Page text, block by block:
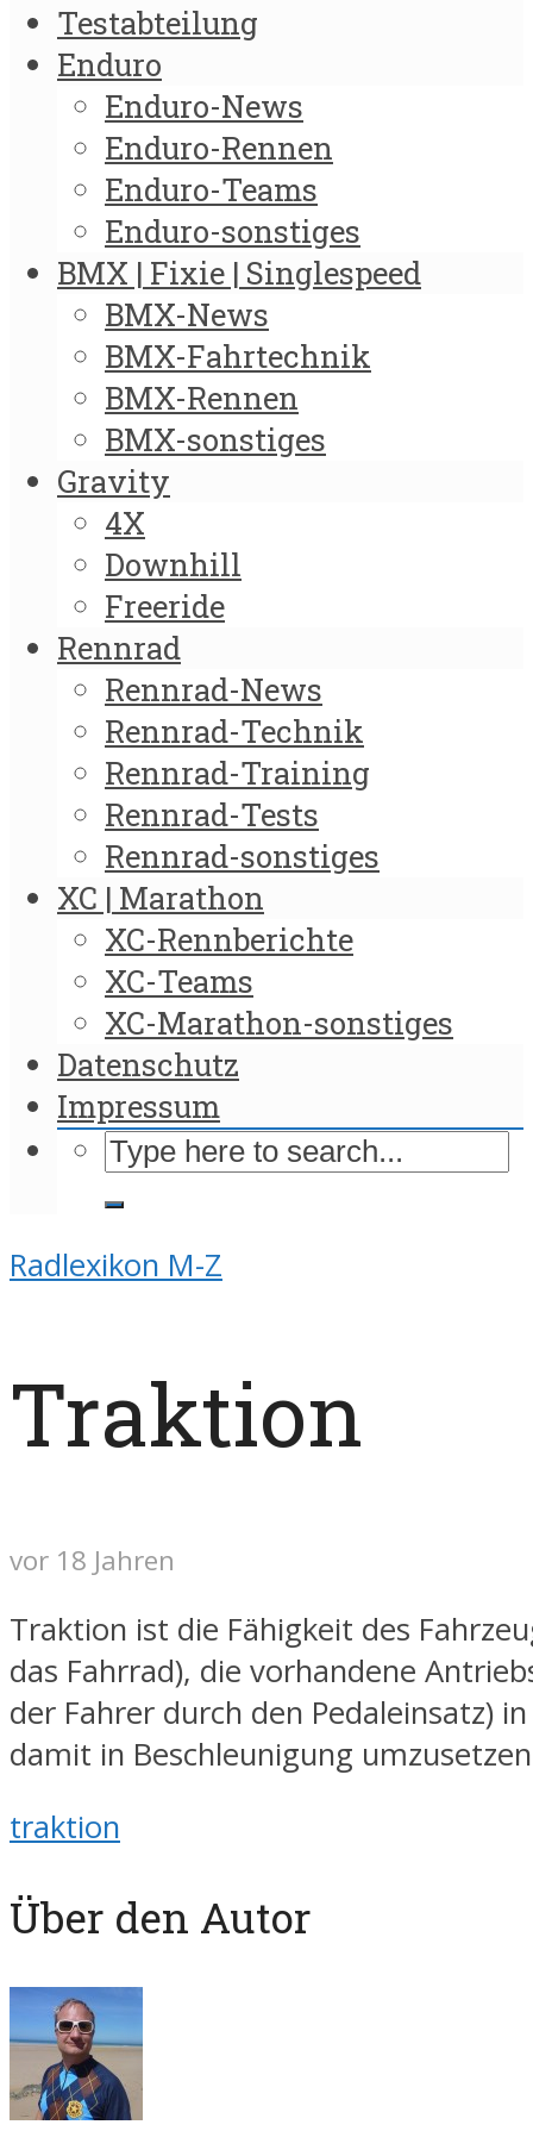
Testabteilung
Enduro
Enduro-News
Enduro-Rennen
Enduro-Teams
Enduro-sonstiges
BMX | Fixie | Singlespeed
BMX-News
BMX-Fahrtechnik
BMX-Rennen
BMX-sonstiges
Gravity
4X
Downhill
Freeride
Rennrad
Rennrad-News
Rennrad-Technik
Rennrad-Training
Rennrad-Tests
Rennrad-sonstiges
XC | Marathon
XC-Rennberichte
XC-Teams
XC-Marathon-sonstiges
Datenschutz
Impressum
Radlexikon M-Z
Traktion
vor 18 Jahren
Traktion ist die Fähigkeit des
das Fahrrad), die vorhandene
der Fahrer durch den Pedaleinsatz)
damit in Beschleunigung
traktion
Über den Autor